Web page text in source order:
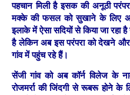
पहचान मिली है इसक की अनूठी
मक्के की फसल को सुखाने के लिए
इलाके मेंऐसा सदियों से किया जा रहा
है लेकिन अब इस परंपरा को देखने
गांव में पहुंच रहे हैं।
सेंजी गांव को अब कॉर्न विलेज के
रोजमर्रा की जिंदगी से रूबरू होने